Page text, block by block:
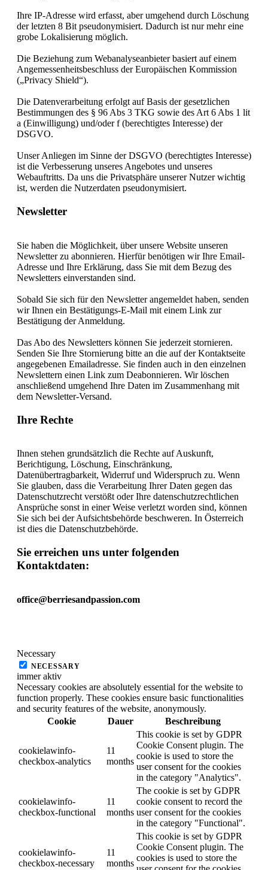
Ihre IP-Adresse wird erfasst, aber umgehend durch Löschung
der letzten 8 Bit pseudonymisiert. Dadurch ist nur mehr eine
grobe Lokalisierung möglich.
Die Beziehung zum Webanalyseanbieter basiert auf einem
Angemessenheitsbeschluss der Europäischen Kommission
(„Privacy Shield“).
Die Datenverarbeitung erfolgt auf Basis der gesetzlichen
Bestimmungen des § 96 Abs 3 TKG sowie des Art 6 Abs 1 lit
a (Einwilligung) und/oder f (berechtigtes Interesse) der
DSGVO.
Unser Anliegen im Sinne der DSGVO (berechtigtes Interesse)
ist die Verbesserung unseres Angebotes und unseres
Webauftritts. Da uns die Privatsphäre unserer Nutzer wichtig
ist, werden die Nutzerdaten pseudonymisiert.
Newsletter
Sie haben die Möglichkeit, über unsere Website unseren
Newsletter zu abonnieren. Hierfür benötigen wir Ihre Email-
Adresse und Ihre Erklärung, dass Sie mit dem Bezug des
Newsletters einverstanden sind.
Sobald Sie sich für den Newsletter angemeldet haben, senden
wir Ihnen ein Bestätigungs-E-Mail mit einem Link zur
Bestätigung der Anmeldung.
Das Abo des Newsletters können Sie jederzeit stornieren.
Senden Sie Ihre Stornierung bitte an die auf der Kontaktseite
angegebenen Emailadresse. Sie finden auch in den einzelnen
Newslettern einen Link zum Deabonnieren. Wir löschen
anschließend umgehend Ihre Daten im Zusammenhang mit
dem Newsletter-Versand.
Ihre Rechte
Ihnen stehen grundsätzlich die Rechte auf Auskunft,
Berichtigung, Löschung, Einschränkung,
Datenübertragbarkeit, Widerruf und Widerspruch zu. Wenn
Sie glauben, dass die Verarbeitung Ihrer Daten gegen das
Datenschutzrecht verstößt oder Ihre datenschutzrechtlichen
Ansprüche sonst in einer Weise verletzt worden sind, können
Sie sich bei der Aufsichtsbehörde beschweren. In Österreich
ist dies die Datenschutzbehörde.
Sie erreichen uns unter folgenden
Kontaktdaten:
office@berriesandpassion.com
Necessary
NECESSARY
immer aktiv
Necessary cookies are absolutely essential for the website to
function properly. These cookies ensure basic functionalities
and security features of the website, anonymously.
Cookie
Dauer Beschreibung
cookielawinfo-
checkbox-analytics
11
months
This cookie is set by GDPR
Cookie Consent plugin. The
cookie is used to store the
user consent for the cookies
in the category "Analytics".
cookielawinfo-
checkbox-functional
11
months
The cookie is set by GDPR
cookie consent to record the
user consent for the cookies
in the category "Functional".
cookielawinfo-
checkbox-necessary
11
months
This cookie is set by GDPR
Cookie Consent plugin. The
cookies is used to store the